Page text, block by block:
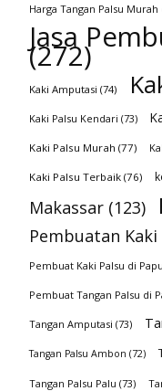
Harga Tangan Palsu Murah
Jasa
(272)
Kaki Amputasi (74)
Kaki Palsu Kendari (73)
Kaki Palsu Murah (77)
Kaki Palsu Terbaik (76)
Makassar (123)
Pembuatan Kaki
Pembuat Kaki Palsu di
Pembuat Tangan Palsu di
Tangan Amputasi (73)
Tangan Palsu Ambon (72)
Tangan Palsu Palu (73)